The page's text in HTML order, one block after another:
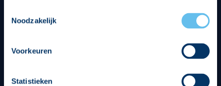
op een veilige en integere wijze. Je kunt je toestemming
beheren op de privacy- en cookieverklaring pagina.
Noodzakelijk
Voorkeuren
Statistieken